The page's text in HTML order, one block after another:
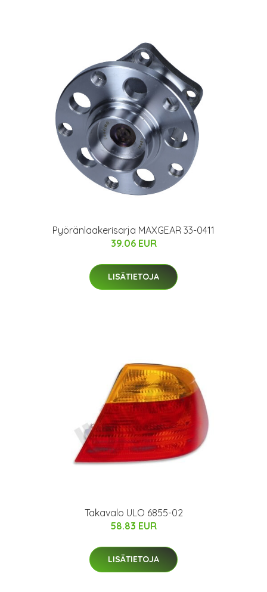
Pyöränlaakerisarja MAXGEAR 33-0411
39.06 EUR
LISÄTIETOJA
Takavalo ULO 6855-02
58.83 EUR
LISÄTIETOJA